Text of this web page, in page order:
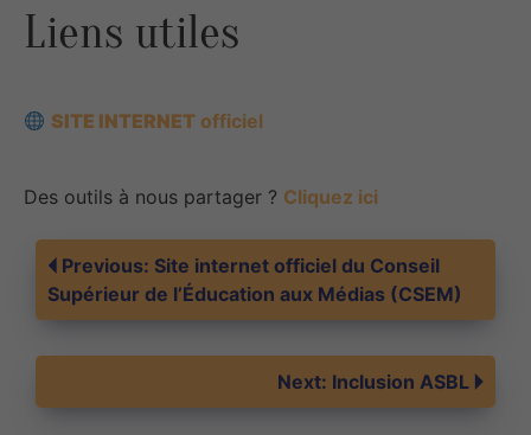
Liens utiles
SITE INTERNET officiel
Des outils à nous partager ? Cliquez ici
Navigation
de
l’article
Previous: Site internet officiel du Conseil
Supérieur de l’Éducation aux Médias (CSEM)
Next: Inclusion ASBL